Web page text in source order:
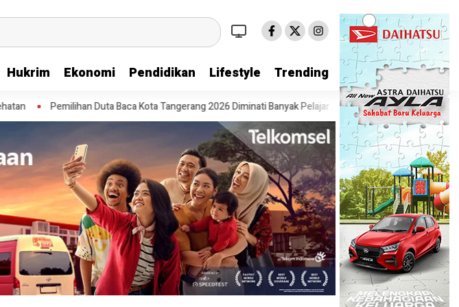
Hukrim Ekonomi Pendidikan Lifestyle Trending
Pemilihan Duta Baca Kota Tangerang 2026 Diminati Banyak Pelajar Pesta Diskon Kemerdekaan